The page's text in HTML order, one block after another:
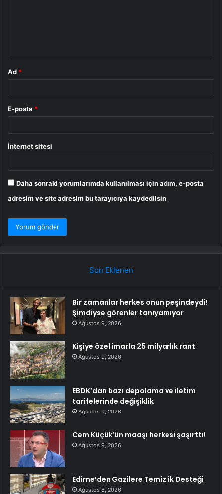
Ad *
E-posta *
İnternet sitesi
Daha sonraki yorumlarımda kullanılması için adım, e-posta
adresim ve site adresim bu tarayıcıya kaydedilsin.
Son Eklenen
Bir zamanlar herkes onun peşindeydi!
Şimdiyse görenler tanıyamıyor
Ağustos 9, 2026
Kişiye özel imarla 25 milyarlık rant
Ağustos 9, 2026
EBDK’dan bazı depolama ve iletim
tarifelerinde değişiklik
Ağustos 9, 2026
Cem Küçük’ün maaşı herkesi şaşırttı!
Ağustos 9, 2026
Edirne’den Gazilere Temizlik Desteği
Ağustos 8, 2026